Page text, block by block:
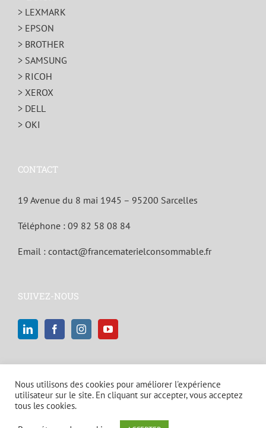
> LEXMARK
> EPSON
> BROTHER
> SAMSUNG
> RICOH
> XEROX
> DELL
> OKI
CONTACT
19 Avenue du 8 mai 1945 – 95200 Sarcelles
Téléphone : 09 82 58 08 84
Email : contact@francematerielconsommable.fr
SUIVEZ-NOUS
Nous utilisons des cookies pour améliorer l'expérience
utilisateur sur le site. En cliquant sur accepter, vous acceptez
tous les cookies.